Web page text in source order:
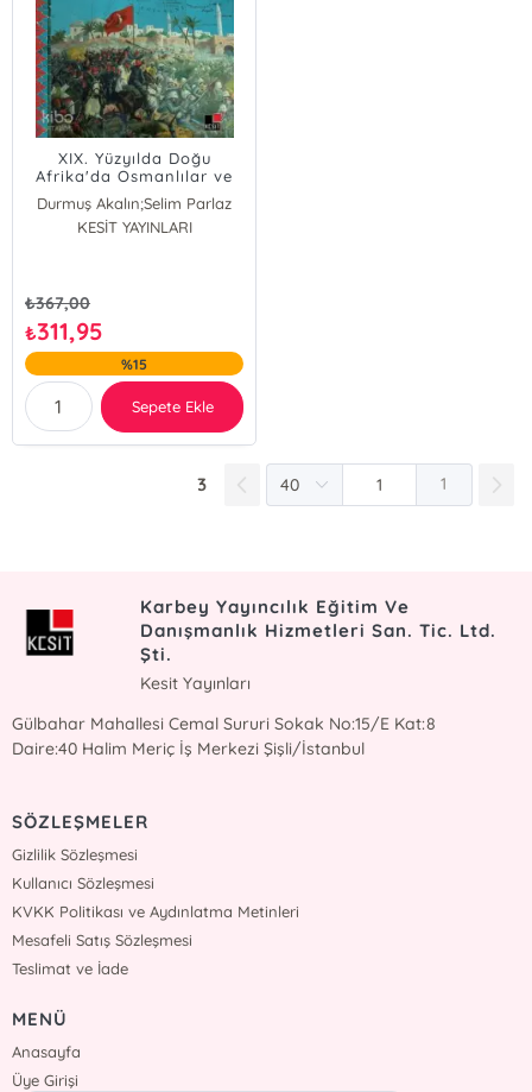
XIX. Yüzyılda Doğu
Afrika'da Osmanlılar ve
İtalyanlar
Durmuş Akalın;Selim Parlaz
Durmuş Akalın
KESİT YAYINLARI
₺367,00
₺311,95
%15
Sepete Ekle
3 1
Karbey Yayıncılık Eğitim Ve
Danışmanlık Hizmetleri San. Tic. Ltd.
Şti.
Kesit Yayınları
Gülbahar Mahallesi Cemal Sururi Sokak No:15/E Kat:8
Daire:40 Halim Meriç İş Merkezi Şişli/İstanbul
SÖZLEŞMELER
Gizlilik Sözleşmesi
Kullanıcı Sözleşmesi
KVKK Politikası ve Aydınlatma Metinleri
Mesafeli Satış Sözleşmesi
Teslimat ve İade
MENÜ
Anasayfa
Üye Girişi